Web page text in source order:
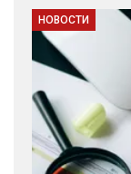
НОВОСТИ